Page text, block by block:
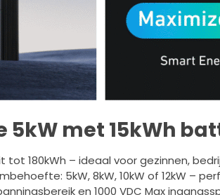
5kW met 15kWh
tot 180kWh – ideaal voor gezinnen,
5kW, 8kW, 10kW of 12kW –
en 1000 VDC Max